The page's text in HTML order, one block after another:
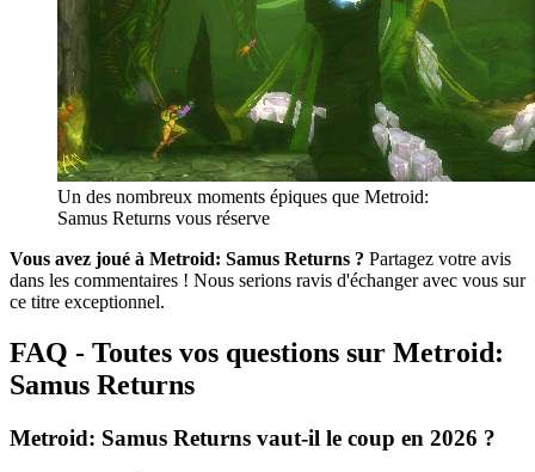
Un des nombreux moments épiques que Metroid:
Samus Returns vous réserve
Vous avez joué à Metroid: Samus Returns ? Partagez votre avis
dans les commentaires ! Nous serions ravis d'échanger avec vous sur
ce titre exceptionnel.
FAQ - Toutes vos questions sur Metroid:
Samus Returns
Metroid: Samus Returns vaut-il le coup en 2026 ?